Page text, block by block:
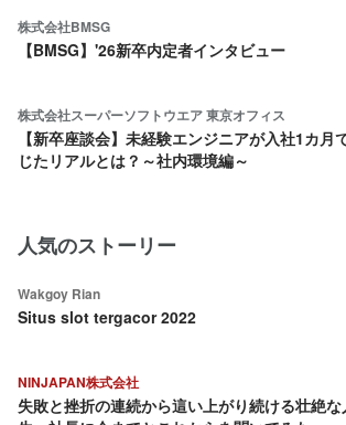
株式会社BMSG
【BMSG】'26新卒内定者インタビュー
株式会社スーパーソフトウエア 東京オフィス
【新卒座談会】未経験エンジニアが入社1カ月
じたリアルとは？～社内環境編～
人気のストーリー
Wakgoy Rian
Situs slot tergacor 2022
NINJAPAN株式会社
失敗と挫折の連続から這い上がり続ける壮絶な